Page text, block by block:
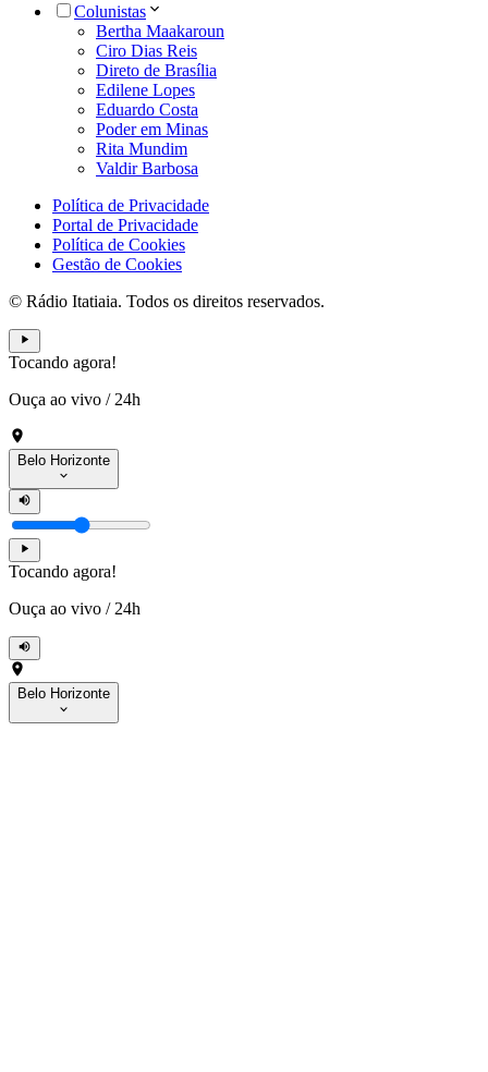
Colunistas
Bertha Maakaroun
Ciro Dias Reis
Direto de Brasília
Edilene Lopes
Eduardo Costa
Poder em Minas
Rita Mundim
Valdir Barbosa
Política de Privacidade
Portal de Privacidade
Política de Cookies
Gestão de Cookies
© Rádio Itatiaia. Todos os direitos reservados.
Tocando agora!
Ouça ao vivo / 24h
Belo Horizonte
Tocando agora!
Ouça ao vivo / 24h
Belo Horizonte